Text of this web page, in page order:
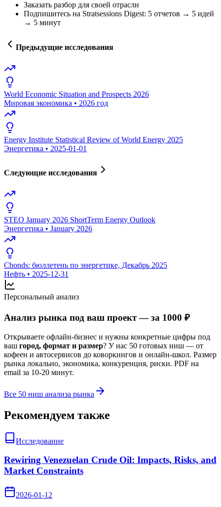
Заказать разбор для своей отрасли
Подпишитесь на Stratsessions Digest: 5 отчетов → 5 идей
→ 5 минут
Предыдущие исследования
World Economic Situation and Prospects 2026
Мировая экономика • 2026 год
Energy Institute Statistical Review of World Energy 2025
Энергетика • 2025-01-01
Следующие исследования
STEO January 2026 ShortTerm Energy Outlook
Энергетика • January 2026
Cbonds: бюллетень по энергетике, Декабрь 2025
Нефть • 2025-12-31
Персональный анализ
Анализ рынка под ваш проект — за 1000 ₽
Открываете офлайн-бизнес и нужны конкретные цифры под
ваш город, формат и размер? У нас 50 готовых ниш — от
кофеен и автосервисов до коворкингов и онлайн-школ. Размер
рынка локально, экономика, конкуренция, риски. PDF на
email за 10-20 минут.
Все 50 ниш анализа рынка
Рекомендуем также
Исследование
Rewiring Venezuelan Crude Oil: Impacts, Risks, and
Market Constraints
2026-01-12